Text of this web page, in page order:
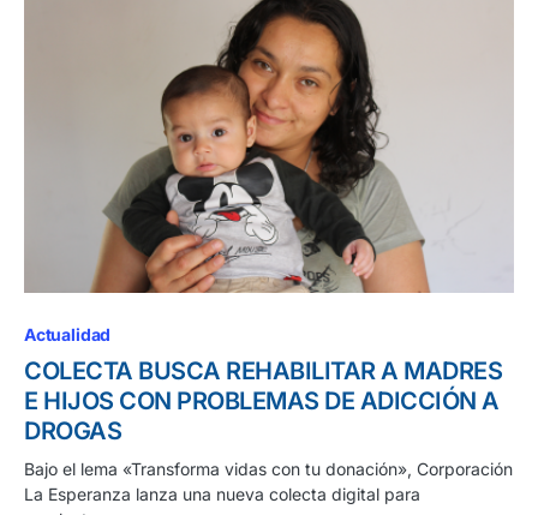
Actualidad
COLECTA BUSCA REHABILITAR A MADRES
E HIJOS CON PROBLEMAS DE ADICCIÓN A
DROGAS
Bajo el lema «Transforma vidas con tu donación», Corporación
La Esperanza lanza una nueva colecta digital para